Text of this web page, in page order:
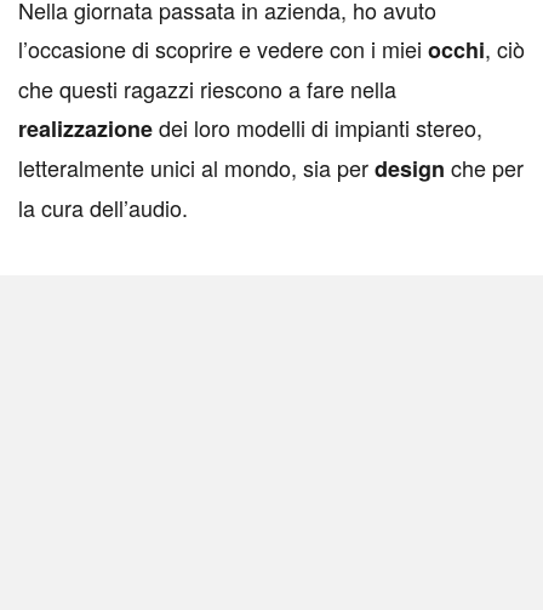
Nella giornata passata in azienda, ho avuto
l’occasione di scoprire e vedere con i miei occhi, ciò
che questi ragazzi riescono a fare nella
realizzazionedei loro modelli di impianti stereo,
letteralmente unici al mondo, sia perdesign che per
la cura dell’audio.